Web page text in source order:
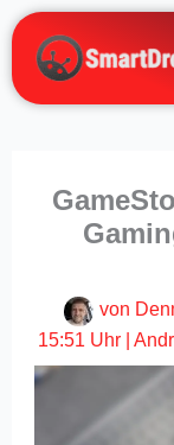
Zum
Inhalt
springen
von
15:51 Uhr